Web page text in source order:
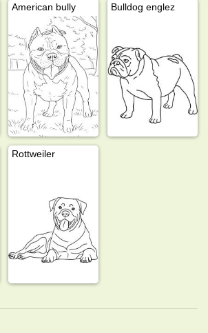
American bully Bulldog englez
Rottweiler